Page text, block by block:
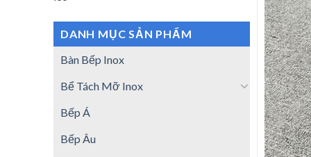
DANH MỤC SẢN PHẨM
Bàn Bếp Inox
Bể Tách Mỡ Inox
Bếp Á
Bếp Âu